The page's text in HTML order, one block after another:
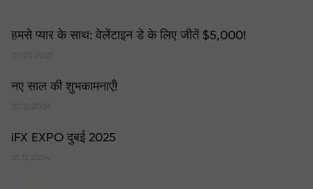
हमसे प्यार के साथ: वेलेंटाइन डे के लिए जीतें $5,000!
नए साल की शुभकामनाएँ!
30.12.2024
iFX EXPO दुबई 2025
25.12.2024